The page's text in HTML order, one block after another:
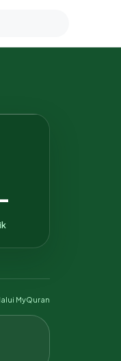
MyQuran